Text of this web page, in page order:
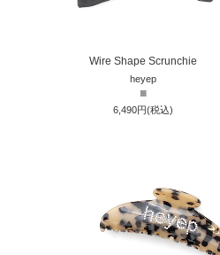
Wire Shape Scrunchie
heyep
■
6,490円(税込)